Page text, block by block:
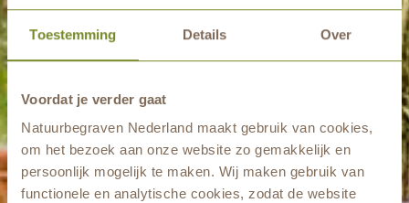
Toestemming Details Over
Voordat je verder gaat
Natuurbegraven Nederland maakt gebruik van cookies,
om het bezoek aan onze website zo gemakkelijk en
persoonlijk mogelijk te maken. Wij maken gebruik van
functionele en analytische cookies, zodat de website
Op Landgoed Mookerheide werken
Natuurmonumenten, natuurbegraafplaats
Zelfgeplukt en de foodtrucks van De Tuin
samen om een bezoek aan het landgoed tot
een unieke beleving te maken. Op zondag 26
juni stellen wij gezamenlijk onze deuren open